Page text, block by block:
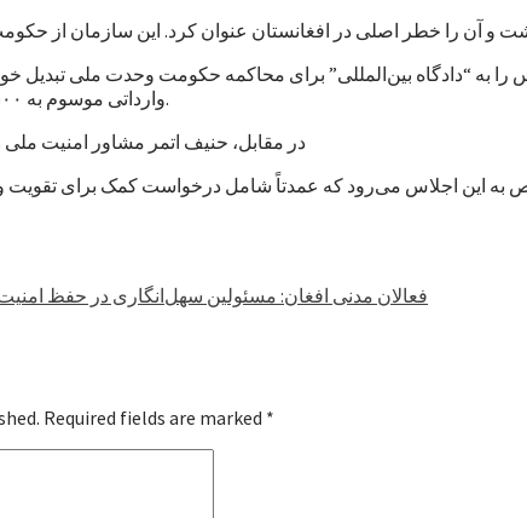
به “دادگاه بین‌المللی” برای محاکمه حکومت وحدت ملی تبدیل
وارداتی موسوم به ۵۰۰ ترکمنستان را از بامیان نکشیده است.
در مقابل، حنیف اتمر مشاور امنیت ملی رئیس
فعالان مدنی افغان: مسئولین سهل‌انگاری در حفظ
Required fields are marked *